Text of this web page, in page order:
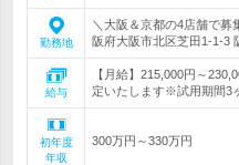
勤務地
＼大阪＆京都の4店舗で募
阪府大阪市北区芝田1-1-3
給与
【月給】215,000円～
定いたします※試用期間3
初年度
年収
300万円～330万円